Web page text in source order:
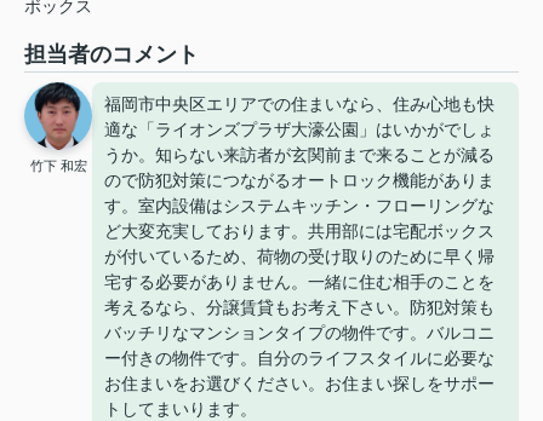
ボックス
担当者のコメント
竹下 和宏
福岡市中央区エリアでの住まいなら、住み心地も快
適な「ライオンズプラザ大濠公園」はいかがでしょ
うか。知らない来訪者が玄関前まで来ることが減る
ので防犯対策につながるオートロック機能がありま
す。室内設備はシステムキッチン・フローリングな
ど大変充実しております。共用部には宅配ボックス
が付いているため、荷物の受け取りのために早く帰
宅する必要がありません。一緒に住む相手のことを
考えるなら、分譲賃貸もお考え下さい。防犯対策も
バッチリなマンションタイプの物件です。バルコニ
ー付きの物件です。自分のライフスタイルに必要な
お住まいをお選びください。お住まい探しをサポー
トしてまいります。